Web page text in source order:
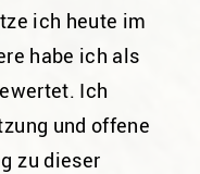
ich heute im
habe ich als
Ich
und offene
zu dieser